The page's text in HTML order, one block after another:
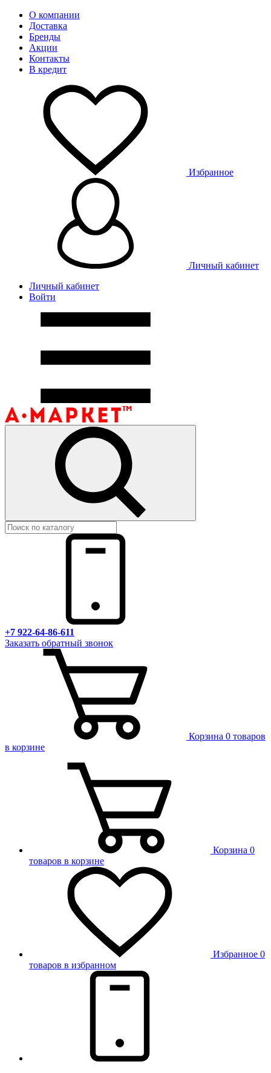
О компании
Доставка
Бренды
Акции
Контакты
В кредит
Избранное
Личный кабинет
Личный кабинет
Войти
+7 922-64-86-611
Заказать обратный звонок
Корзина 0 товаров
в корзине
Корзина 0
товаров в корзине
Избранное 0
товаров в избранном